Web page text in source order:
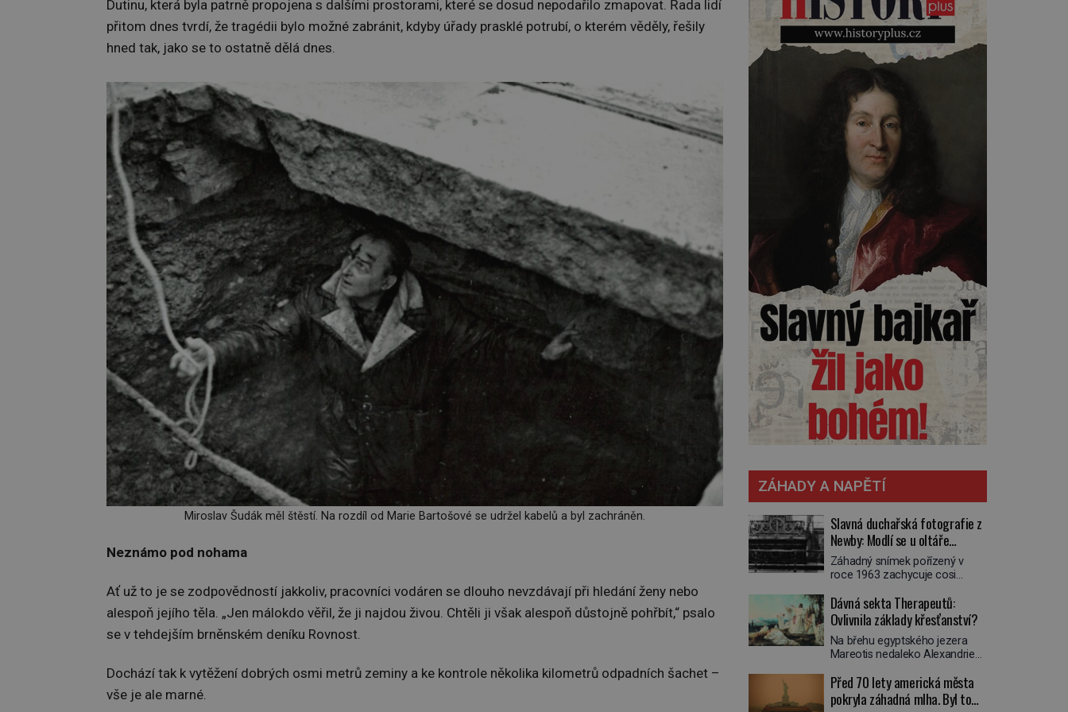
Dutinu, která byla patrně propojena s dalšími prostorami, které se dosud nepodařilo zmapovat. Řada lidí
přitom dnes tvrdí, že tragédii bylo možné zabránit, kdyby úřady prasklé potrubí, o kterém věděly, řešily
hned tak, jako se to ostatně dělá dnes.
Miroslav Šudák měl štěstí. Na rozdíl od Marie Bartošové se udržel kabelů a byl zachráněn.
Neznámo pod nohama
Ať už to je se zodpovědností jakkoliv, pracovníci vodáren se dlouho nevzdávají při hledání ženy nebo
alespoň jejího těla. „Jen málokdo věřil, že ji najdou živou. Chtěli ji však alespoň důstojně pohřbít,“ psalo
se v tehdejším brněnském deníku Rovnost.
Dochází tak k vytěžení dobrých osmi metrů zeminy a ke kontrole několika kilometrů odpadních šachet –
vše je ale marné.
toho, napoví mu potetované
paže. Námořnická kérka je totiž
něco jako uniforma. Tetování
jako takové má velmi hlubokou
minulost. Tetovaný je už
pračlověk Ötzi, který zemřel […]
ZÁHADY A NAPĚTÍ
Slavná duchařská fotografie z
Newby: Modlí se u oltáře
přízračný mnich?
Záhadný snímek pořízený v
roce 1963 zachycuje cosi
poloprůhledná postava stojící u
oltáře je duch mnicha ze 16.
století s bílým závojem přes
obličej, který pravděpodobně
zakrývá lepru nebo jiné
považují vše za podvod. Jak
vlastně vznikla jedna z
Dávná sekta Therapeutů:
Ovlivnila základy křesťanství?
Na břehu egyptského jezera
Mareotis nedaleko Alexandrie
uzavřená komunita mužů a žen.
Každý obývá vlastní celu, kde se
věnuje modlitbě, meditaci a
Před 70 lety americká města
pokryla záhadná mlha. Byl to